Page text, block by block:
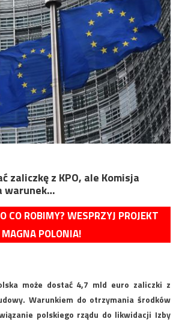
zaliczkę z KPO, ale Komisja
warunek…
CO ROBIMY? WESPRZYJ PROJEKT
MAGNA POLONIA!
może dostać 4,7 mld euro zaliczki z
Warunkiem do otrzymania środków
polskiego rządu do likwidacji Izby